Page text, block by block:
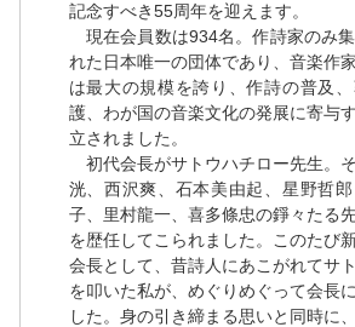
記念すべき55周年を迎えます。
現在会員数は934名。作詩家のみ
れた日本唯一の団体であり、音楽作
は最大の規模を誇り、作詩の普及
護、わが国の音楽文化の発展に寄与
立されました。
初代会長がサトウハチロー先生。
洸、西沢爽、石本美由起、星野哲
子、里村龍一、喜多條忠の錚々たる
を歴任してこられました。このたび
会長として、昔詩人にあこがれてサ
を叩いた私が、めぐりめぐって会長
した。身の引き締まる思いと同時に